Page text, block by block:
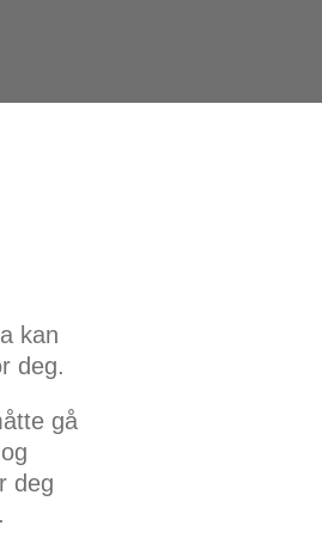
kan
deg.
gå
deg